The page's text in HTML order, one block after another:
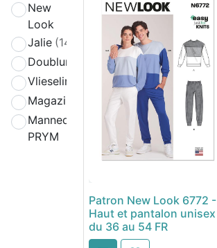
New
Look
(270)
Jalie (141)
Doublure
Vlieseline
Magazines
Mannequin
PRYM
(4)
Patron New Look 6772 -
Haut et pantalon unisex
du 36 au 54 FR